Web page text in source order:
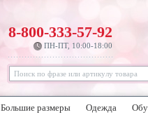
8-800-333-57-92
ПН-ПТ, 10:00-18:00
Большие размеры Одежда